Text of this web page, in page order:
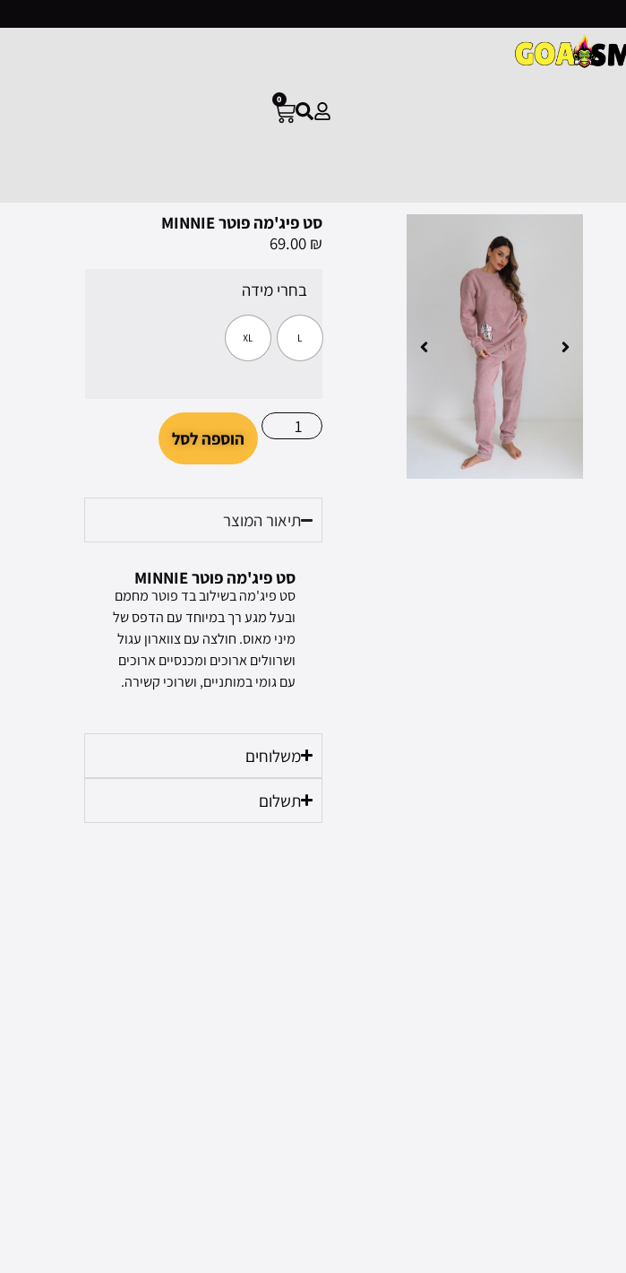
0
סט פיג'מה פוטר MINNIE
69.00 ₪
בחרי מידה
L
XL
הוספה לסל
תיאור המוצר
סט פיג'מה פוטר MINNIE
סט פיג'מה בשילוב בד פוטר מחמם
ובעל מגע רך במיוחד עם הדפס של
מיני מאוס. חולצה עם צווארון עגול
ושרוולים ארוכים ומכנסיים ארוכים
עם גומי במותניים, ושרוכי קשירה.
משלוחים
תשלום